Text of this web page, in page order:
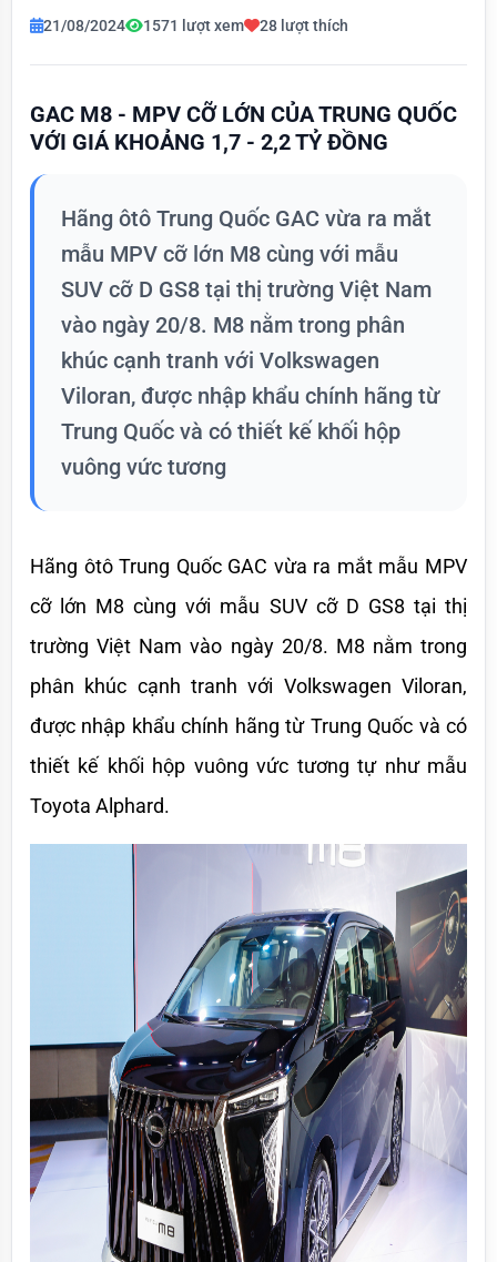
21/08/2024 1571 lượt xem 28 lượt thích
GAC M8 - MPV CỠ LỚN CỦA TRUNG QUỐC
VỚI GIÁ KHOẢNG 1,7 - 2,2 TỶ ĐỒNG
Hãng ôtô Trung Quốc GAC vừa ra mắt
mẫu MPV cỡ lớn M8 cùng với mẫu
SUV cỡ D GS8 tại thị trường Việt Nam
vào ngày 20/8. M8 nằm trong phân
khúc cạnh tranh với Volkswagen
Viloran, được nhập khẩu chính hãng từ
Trung Quốc và có thiết kế khối hộp
vuông vức tương
Hãng ôtô Trung Quốc GAC vừa ra mắt mẫu MPV
cỡ lớn M8 cùng với mẫu SUV cỡ D GS8 tại thị
trường Việt Nam vào ngày 20/8. M8 nằm trong
phân khúc cạnh tranh với Volkswagen Viloran,
được nhập khẩu chính hãng từ Trung Quốc và có
thiết kế khối hộp vuông vức tương tự như mẫu
Toyota Alphard.